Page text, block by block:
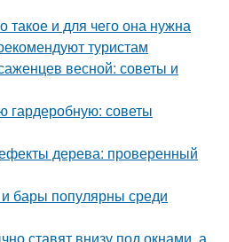
такое и для чего она нужна
туристам
весной: советы и
гардеробную: советы
дерева: проверенный
бары популярны среди